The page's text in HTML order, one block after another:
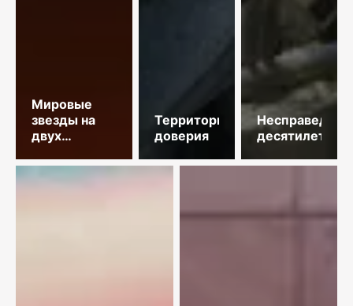
Мировые
звезды на
двух
столицы
Территория
доверия
десятилетий